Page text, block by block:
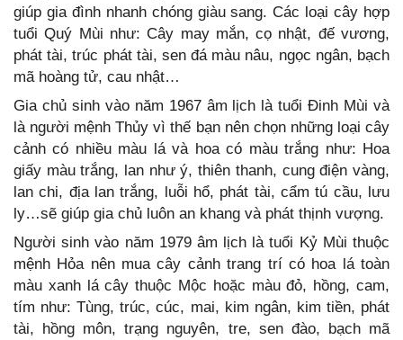
giúp gia đình nhanh chóng giàu sang. Các loại cây hợp
tuổi Quý Mùi như: Cây may mắn, cọ nhật, đế vương,
phát tài, trúc phát tài, sen đá màu nâu, ngọc ngân, bạch
mã hoàng tử, cau nhật…
Gia chủ sinh vào năm 1967 âm lịch là tuổi Đinh Mùi và
là người mệnh Thủy vì thế bạn nên chọn những loại cây
cảnh có nhiều màu lá và hoa có màu trắng như: Hoa
giấy màu trắng, lan như ý, thiên thanh, cung điện vàng,
lan chi, địa lan trắng, luỗi hổ, phát tài, cẩm tú cầu, lưu
ly…sẽ giúp gia chủ luôn an khang và phát thịnh vượng.
Người sinh vào năm 1979 âm lịch là tuổi Kỷ Mùi thuộc
mệnh Hỏa nên mua cây cảnh trang trí có hoa lá toàn
màu xanh lá cây thuộc Mộc hoặc màu đỏ, hồng, cam,
tím như: Tùng, trúc, cúc, mai, kim ngân, kim tiền, phát
tài, hồng môn, trạng nguyên, tre, sen đào, bạch mã